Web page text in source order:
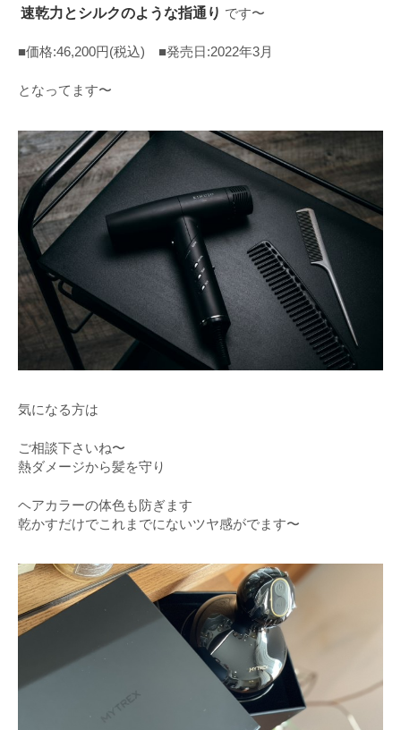
速乾力とシルクのような指通り です〜
■価格:46,200円(税込) ■発売日:2022年3月
となってます〜
気になる方は
ご相談下さいね〜
熱ダメージから髪を守り
ヘアカラーの体色も防ぎます
乾かすだけでこれまでにないツヤ感がでます〜